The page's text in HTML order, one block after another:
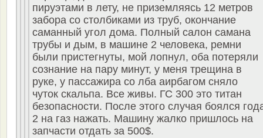
пируэтами в лету, не приземляясь 12 метров
забора со столбиками из труб, окончание
саманный угол дома. Полный салон самана
трубы и дым, в машине 2 человека, ремни
были пристегнуты, мой лопнул, оба потеряли
сознание на пару минут, у меня трещина в
руке, у пассажира со лба аирбагом сняло
чуток скальпа. Все живы. ГС 300 это титан
безопасности. После этого случая боялся
2 на газ нажать. Машину жалко пришлось на
запчасти отдать за 500$.